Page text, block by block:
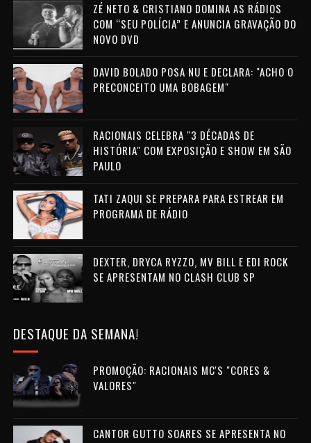
ZÉ NETO & CRISTIANO DOMINA AS RÁDIOS
COM “SEU POLÍCIA” E ANUNCIA GRAVAÇÃO DO
NOVO DVD
DAVID BOLADO POSA NU E DECLARA: "ACHO O
PRECONCEITO UMA BOBAGEM"
RACIONAIS CELEBRA "3 DÉCADAS DE
HISTÓRIA" COM EXPOSIÇÃO E SHOW EM SÃO
PAULO
TATI ZAQUI SE PREPARA PARA ESTREAR EM
PROGRAMA DE RÁDIO
DEXTER, DRYCA RYZZO, MV BILL E EDI ROCK
SE APRESENTAM NO CLASH CLUB SP
DESTAQUE DA SEMANA!
PROMOÇÃO: RACIONAIS MC'S "CORES &
VALORES"
CANTOR GUTTO SOARES SE APRESENTA NO